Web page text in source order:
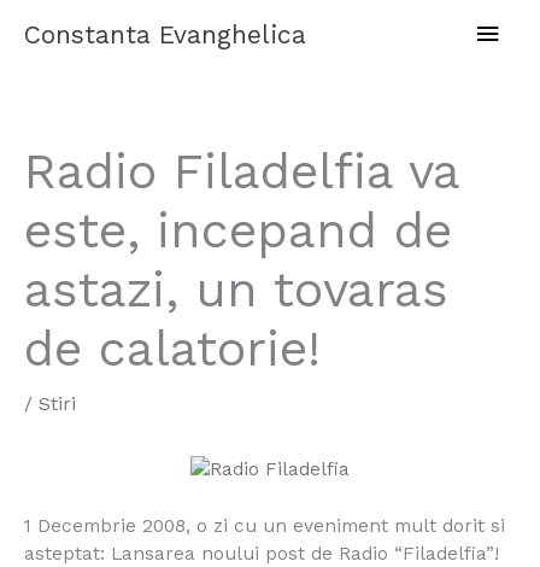
Constanta Evanghelica
Main
Radio Filadelfia va
este, incepand de
astazi, un tovaras
de calatorie!
/ Stiri
1 Decembrie 2008, o zi cu un eveniment mult dorit si
asteptat: Lansarea noului post de Radio “Filadelfia”!